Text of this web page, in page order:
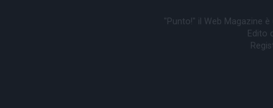
"Punto!" il Web Magazine
Edito